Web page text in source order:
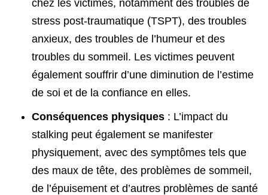
chez les victimes, notamment des troubles de
stress post-traumatique (TSPT), des troubles
anxieux, des troubles de l’humeur et des
troubles du sommeil. Les victimes peuvent
également souffrir d’une diminution de l’estime
de soi et de la confiance en elles.
Conséquences physiques : L’impact du
stalking peut également se manifester
physiquement, avec des symptômes tels que
des maux de tête, des problèmes de sommeil,
de l’épuisement et d’autres problèmes de santé